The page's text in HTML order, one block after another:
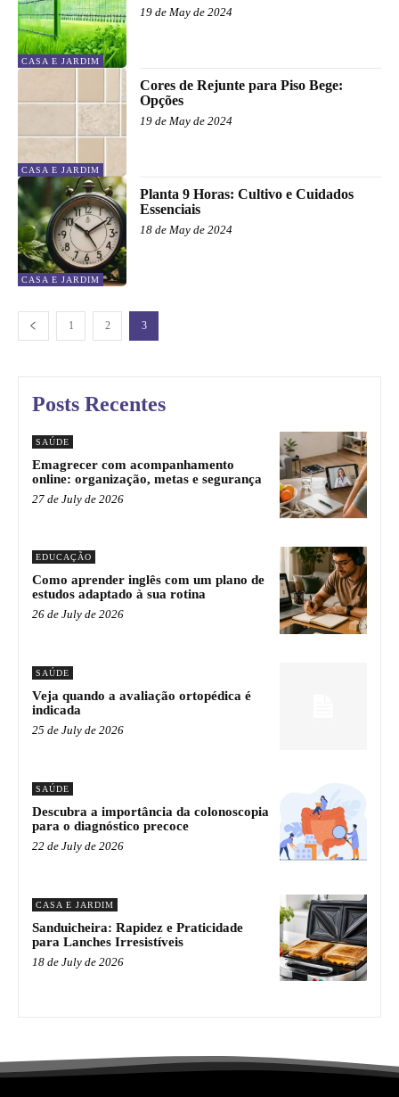
CASA E JARDIM
19 de May de 2024
CASA E JARDIM
Cores de Rejunte para Piso Bege:
Opções
19 de May de 2024
CASA E JARDIM
Planta 9 Horas: Cultivo e Cuidados
Essenciais
18 de May de 2024
1 2 3
Posts Recentes
SAÚDE
Emagrecer com acompanhamento
online: organização, metas e segurança
27 de July de 2026
EDUCAÇÃO
Como aprender inglês com um plano de
estudos adaptado à sua rotina
26 de July de 2026
SAÚDE
Veja quando a avaliação ortopédica é
indicada
25 de July de 2026
SAÚDE
Descubra a importância da colonoscopia
para o diagnóstico precoce
22 de July de 2026
CASA E JARDIM
Sanduicheira: Rapidez e Praticidade
para Lanches Irresistíveis
18 de July de 2026